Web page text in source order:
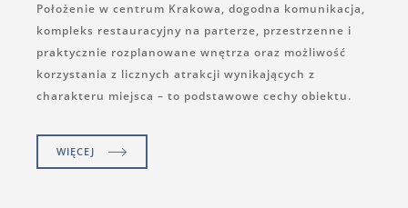
Położenie w centrum Krakowa, dogodna komunikacja,
kompleks restauracyjny na parterze, przestrzenne i
praktycznie rozplanowane wnętrza oraz możliwość
korzystania z licznych atrakcji wynikających z
charakteru miejsca – to podstawowe cechy obiektu.
WIĘCEJ